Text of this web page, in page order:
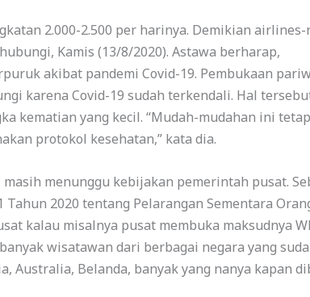
2.000-2.500 per harinya. Demikian airlines-
Kamis (13/8/2020). Astawa berharap,
akibat pandemi Covid-19. Pembukaan
karena Covid-19 sudah terkendali. Hal
kematian yang kecil. “Mudah-mudahan ini
protokol kesehatan,” kata dia.
menunggu kebijakan pemerintah pusat.
2020 tentang Pelarangan Sementara
kalau misalnya pusat membuka maksudnya
wisatawan dari berbagai negara yang
Australia, Belanda, banyak yang nanya kapan